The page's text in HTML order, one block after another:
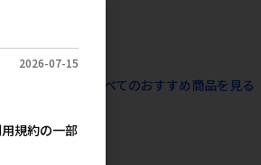
すべてのおすすめ商品を見る
2026-07-15
規約の一部